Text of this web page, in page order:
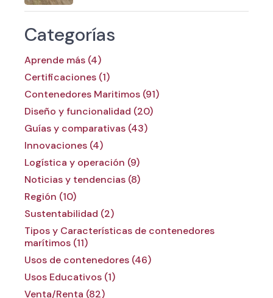
Categorías
Aprende más (4)
Certificaciones (1)
Contenedores Maritimos (91)
Diseño y funcionalidad (20)
Guías y comparativas (43)
Innovaciones (4)
Logística y operación (9)
Noticias y tendencias (8)
Región (10)
Sustentabilidad (2)
Tipos y Características de contenedores
marítimos (11)
Usos de contenedores (46)
Usos Educativos (1)
Venta/Renta (82)